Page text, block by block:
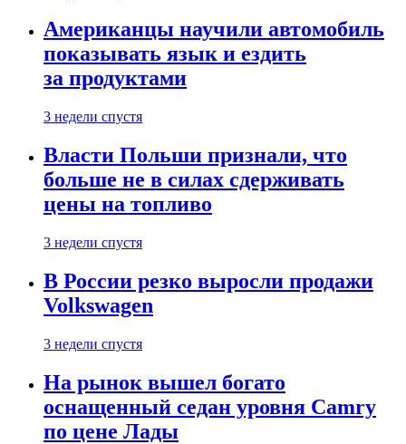
Американцы научили автомобиль
показывать язык и ездить
за продуктами
3 недели спустя
Власти Польши признали, что
больше не в силах сдерживать
цены на топливо
3 недели спустя
В России резко выросли продажи
Volkswagen
3 недели спустя
На рынок вышел богато
оснащенный седан уровня Camry
по цене Лады